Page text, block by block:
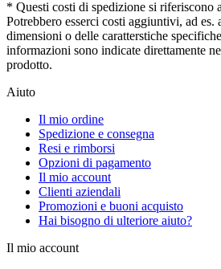
* Questi costi di spedizione si riferiscono
Potrebbero esserci costi aggiuntivi, ad es.
dimensioni o delle caratterstiche
informazioni sono indicate direttamente
prodotto.
Aiuto
Il mio ordine
Spedizione e consegna
Resi e rimborsi
Opzioni di pagamento
Il mio account
Clienti aziendali
Promozioni e buoni acquisto
Hai bisogno di ulteriore aiuto?
Il mio account